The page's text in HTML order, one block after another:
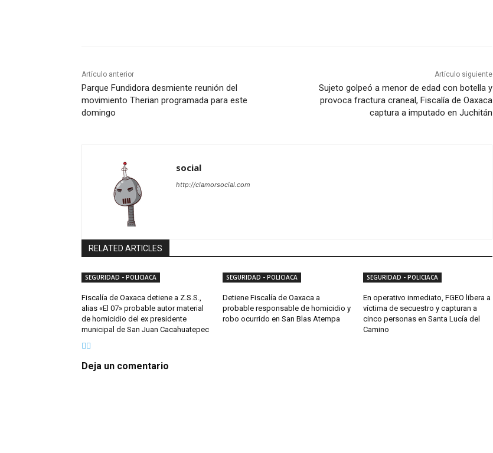
Artículo anterior
Parque Fundidora desmiente reunión del
movimiento Therian programada para este
domingo
Artículo siguiente
Sujeto golpeó a menor de edad con botella y
provoca fractura craneal, Fiscalía de Oaxaca
captura a imputado en Juchitán
social
http://clamorsocial.com
RELATED ARTICLES
SEGURIDAD - POLICIACA
Fiscalía de Oaxaca detiene a Z.S.S.,
alias «El 07» probable autor material
de homicidio del ex presidente
municipal de San Juan Cacahuatepec
SEGURIDAD - POLICIACA
Detiene Fiscalía de Oaxaca a
probable responsable de homicidio y
robo ocurrido en San Blas Atempa
SEGURIDAD - POLICIACA
En operativo inmediato, FGEO libera a
víctima de secuestro y capturan a
cinco personas en Santa Lucía del
Camino
Deja un comentario